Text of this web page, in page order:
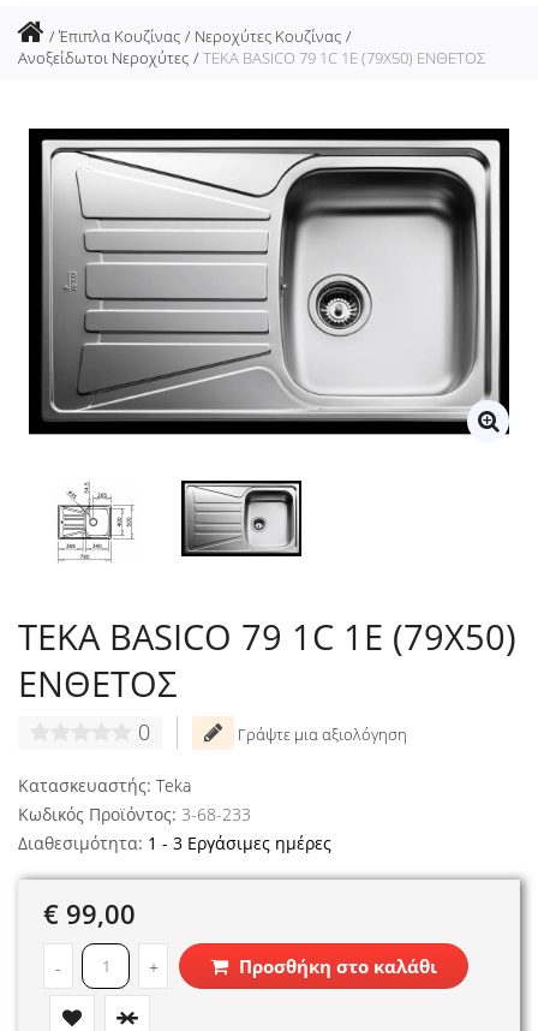
Έπιπλα Κουζίνας
Νεροχύτες Κουζίνας
Ανοξείδωτοι Νεροχύτες
TEKA BASICO 79 1C 1E (79X50) ΕΝΘΕΤΟΣ
TEKA BASICO 79 1C 1E (79X50)
ΕΝΘΕΤΟΣ
0 Γράψτε μια αξιολόγηση
Κατασκευαστής: Teka
Κωδικός Προϊόντος: 3-68-233
Διαθεσιμότητα: 1 - 3 Εργάσιμες ημέρες
€ 99,00
- + Προσθήκη στο καλάθι